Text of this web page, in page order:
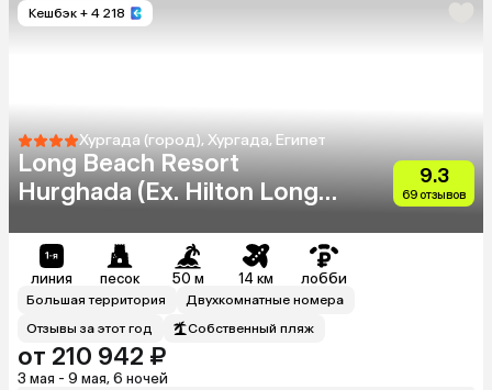
Кешбэк + 4 218
Хургада (город), Хургада, Египет
Long Beach Resort
Hurghada (Ex. Hilton Long
9.3
69 отзывов
линия песок 50 м 14 км лобби
Большая территория
Двухкомнатные номера
Отзывы за этот год
Собственный пляж
от 210 942 ₽
3 мая - 9 мая, 6 ночей